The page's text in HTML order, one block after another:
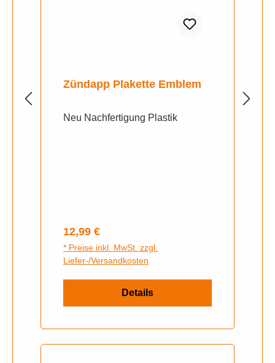
Zündapp Plakette Emblem
Neu Nachfertigung Plastik
Regulärer Preis:
12,99 €
* Preise inkl. MwSt. zzgl.
Liefer-/Versandkosten
Details